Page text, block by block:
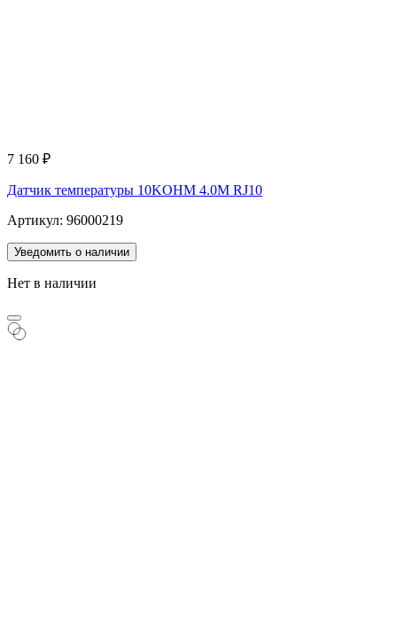
7 160 ₽
Датчик температуры 10KOHM 4.0M RJ10
Артикул: 96000219
Уведомить о наличии
Нет в наличии